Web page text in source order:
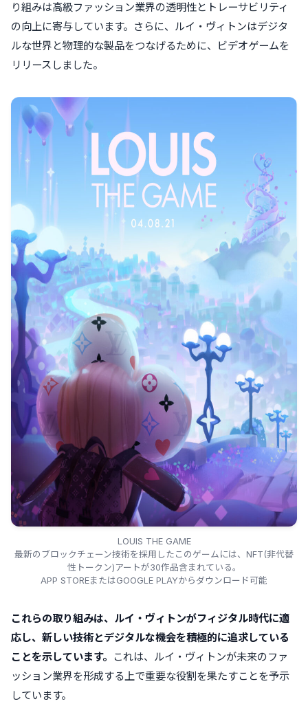
り組みは高級ファッション業界の透明性とトレーサビリティ
の向上に寄与しています。さらに、ルイ・ヴィトンはデジタ
ルな世界と物理的な製品をつなげるために、ビデオゲームを
リリースしました。
LOUIS THE GAME
最新のブロックチェーン技術を採用したこのゲームには、NFT(非代替
性トークン)アートが30作品含まれている。
APP STOREまたはGOOGLE PLAYからダウンロード可能
これらの取り組みは、ルイ・ヴィトンがフィジタル時代に適
応し、新しい技術とデジタルな機会を積極的に追求している
ことを示しています。 これは、ルイ・ヴィトンが未来のファ
ッション業界を形成する上で重要な役割を果たすことを予示
しています。